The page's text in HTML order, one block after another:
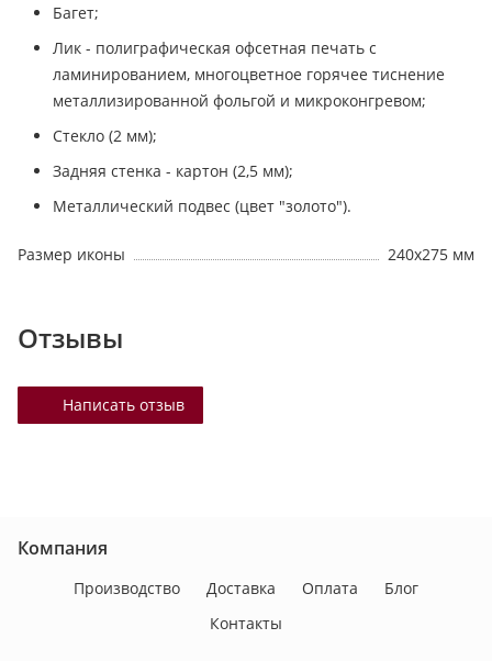
Багет;
Лик - полиграфическая офсетная печать с
ламинированием, многоцветное горячее тиснение
металлизированной фольгой и микроконгревом;
Стекло (2 мм);
Задняя стенка - картон (2,5 мм);
Металлический подвес (цвет "золото").
Размер иконы 240х275 мм
Отзывы
Написать отзыв
Компания
Производство Доставка Оплата
Блог
Контакты